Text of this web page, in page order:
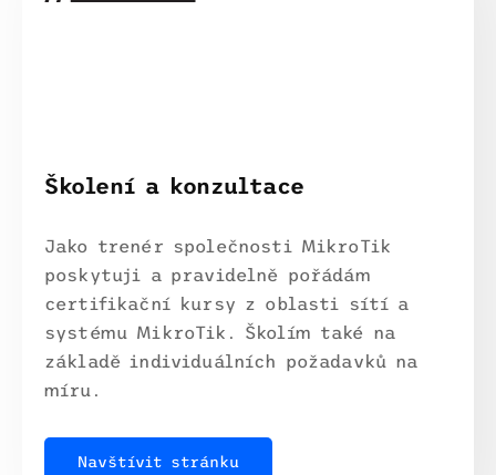
Školení a konzultace
Jako trenér společnosti MikroTik
poskytuji a pravidelně pořádám
certifikační kursy z oblasti sítí a
systému MikroTik. Školím také na
základě individuálních požadavků na
míru.
Navštívit stránku